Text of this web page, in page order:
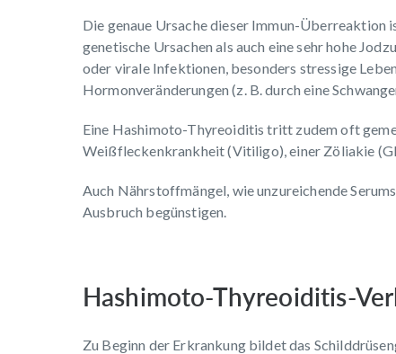
Die genaue Ursache dieser Immun-Überreaktion
genetische Ursachen als auch eine sehr hohe
oder virale Infektionen, besonders stressige
Hormonveränderungen (z. B. durch eine
Eine Hashimoto-Thyreoiditis tritt zudem oft
Weißfleckenkrankheit (Vitiligo), einer Zöliakie
Auch Nährstoffmängel, wie unzureichende
Ausbruch begünstigen.
Hashimoto-Thyreoiditis-
Zu Beginn der Erkrankung bildet das